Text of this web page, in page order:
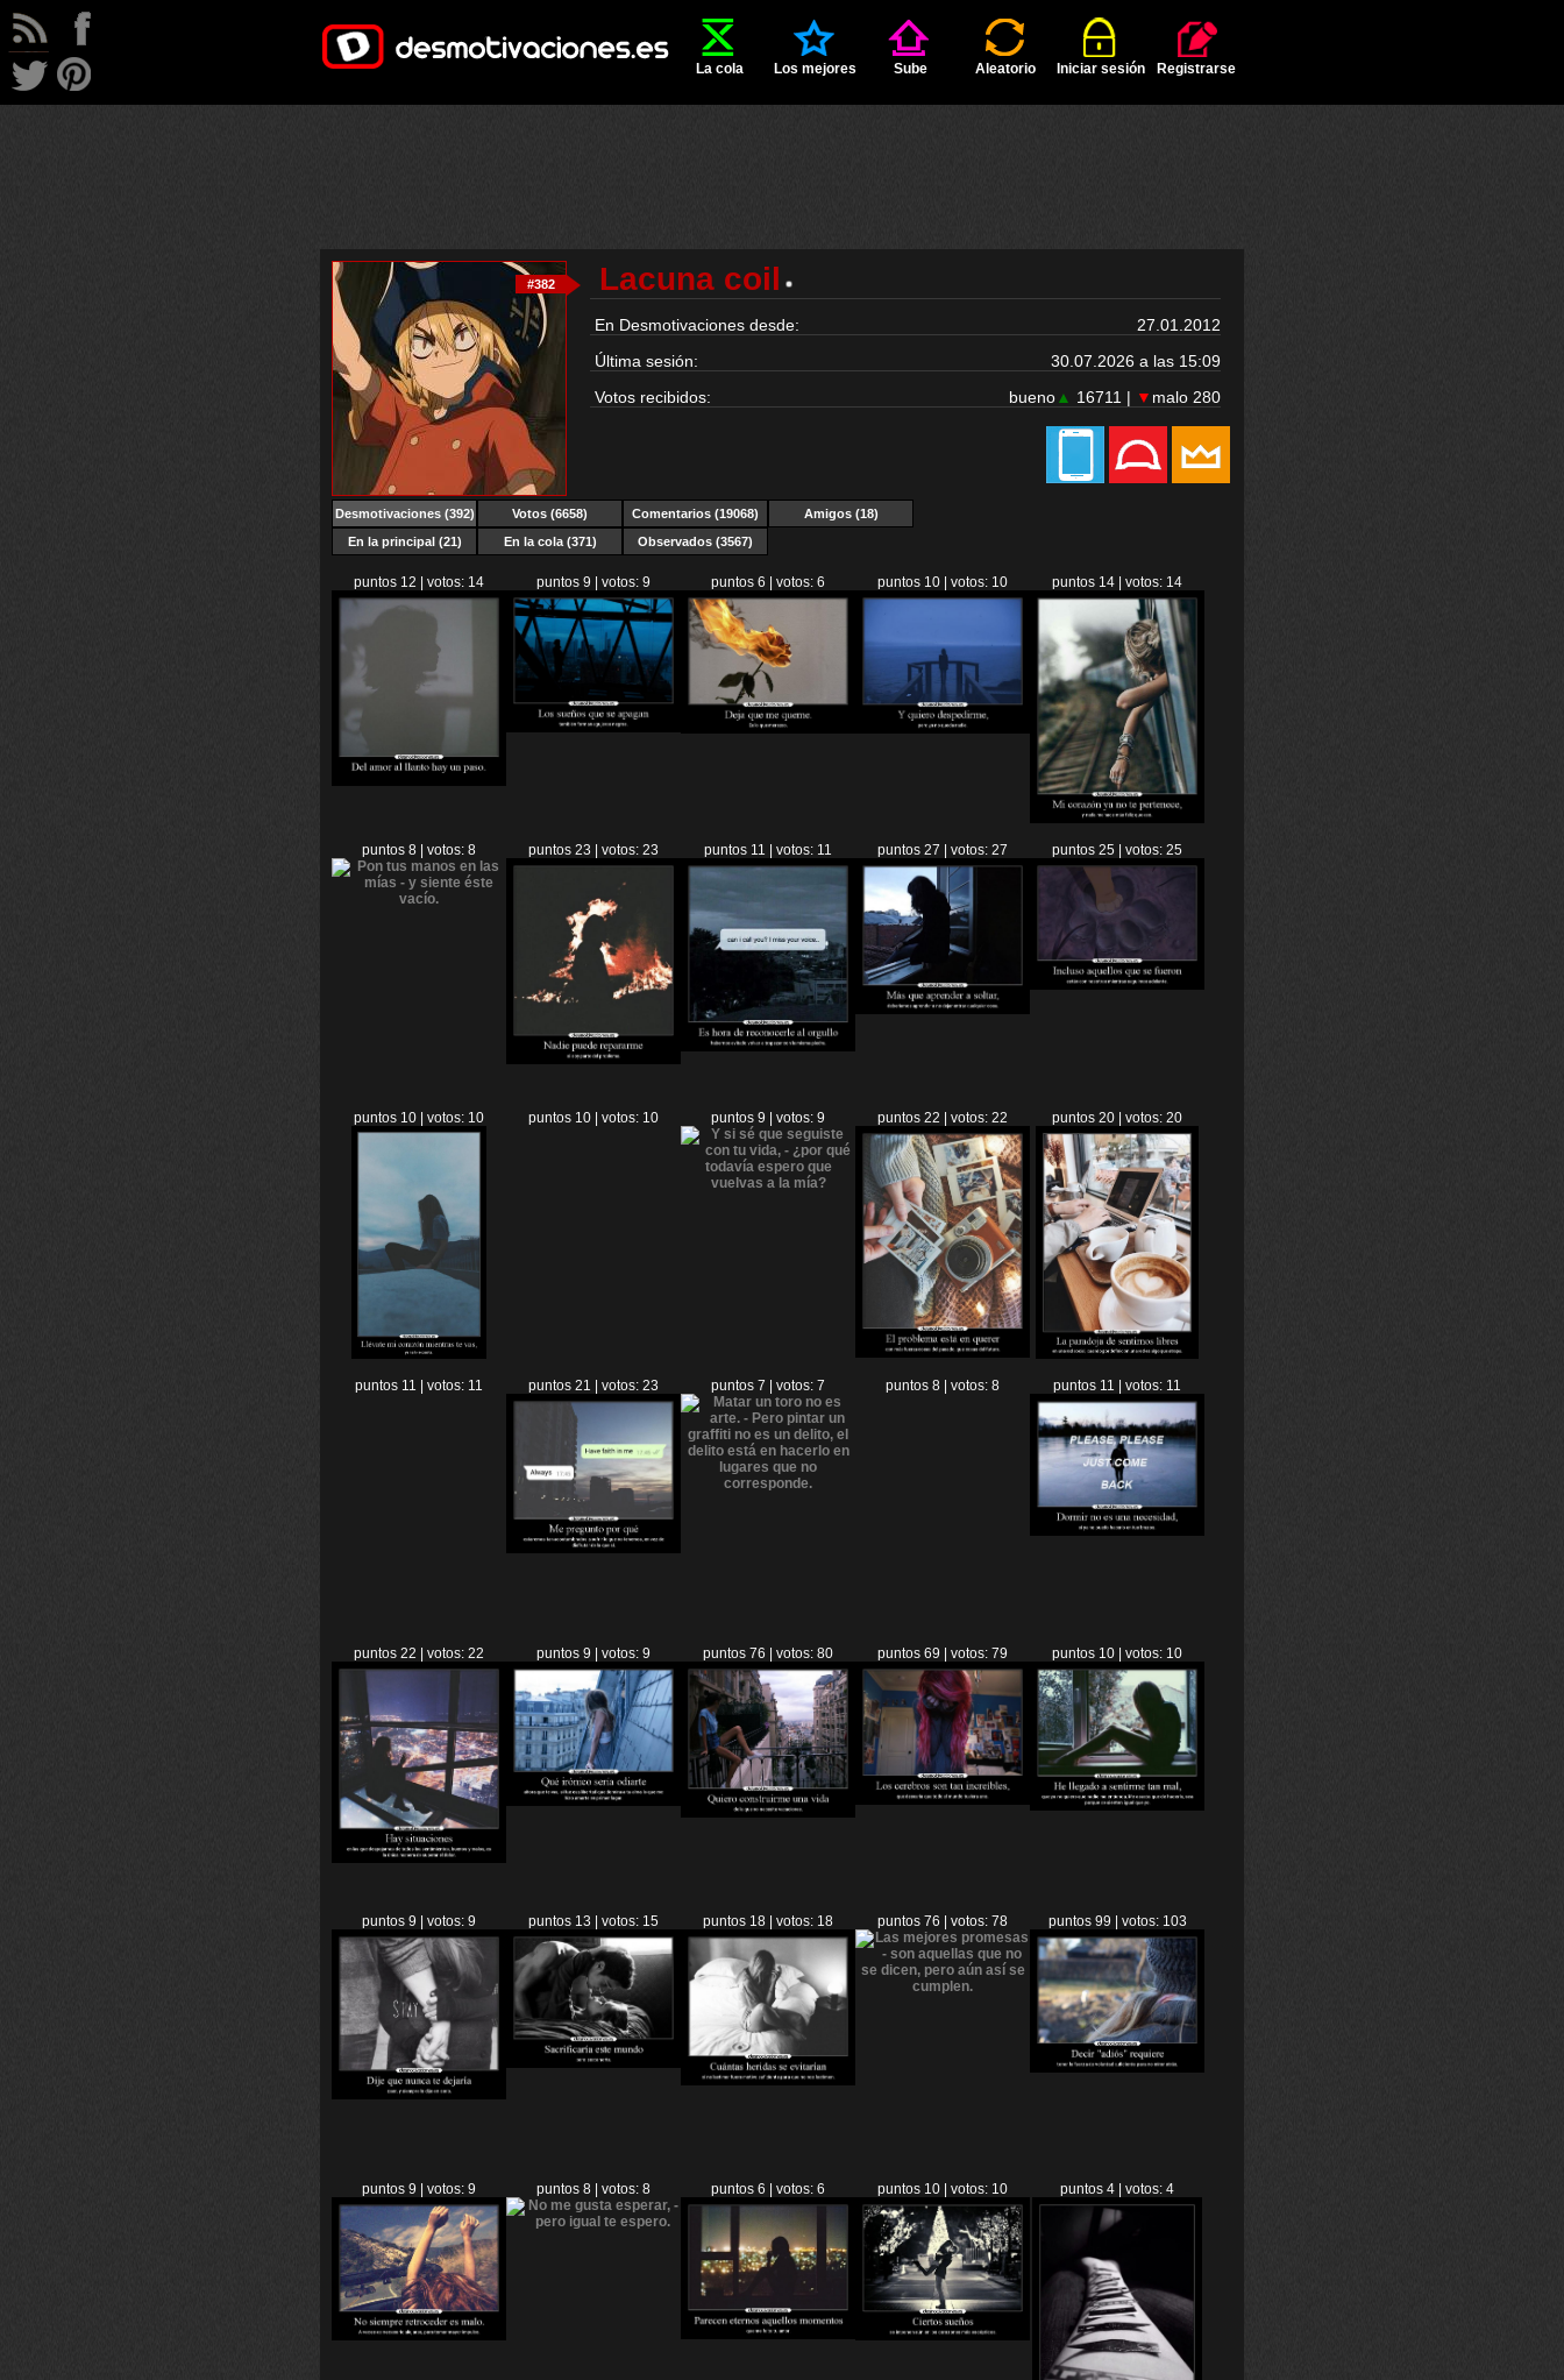
La cola Los mejores Sube Aleatorio Iniciar sesión Registrarse
#382 Lacuna coil
En Desmotivaciones desde:
27.01.2012
Última sesión:
30.07.2026 a las 15:09
Votos recibidos:
bueno▲ 16711 | ▼ malo 280
Desmotivaciones(392) Votos (6658) Comentarios (19068)
Amigos (18)
En la principal (21)
En la cola (371) Observados (3567)
puntos 12 | votos: 14 puntos 9 | votos: 9 puntos 6 | votos: 6 puntos 10 | votos: 10 puntos 14 | votos: 14
puntos 8 | votos: 8 puntos 23 | votos: 23 puntos 11 | votos: 11 puntos 27 | votos: 27 puntos 25 | votos: 25
puntos 10 | votos: 10 puntos 10 | votos: 10 puntos 9 | votos: 9 puntos 22 | votos: 22 puntos 20 | votos: 20
puntos 11 | votos: 11 puntos 21 | votos: 23 puntos 7 | votos: 7 puntos 8 | votos: 8 puntos 11 | votos: 11
puntos 22 | votos: 22 puntos 9 | votos: 9 puntos 76 | votos: 80 puntos 69 | votos: 79 puntos 10 | votos: 10
puntos 9 | votos: 9 puntos 13 | votos: 15 puntos 18 | votos: 18 puntos 76 | votos: 78 puntos 99 | votos: 103
puntos 9 | votos: 9 puntos 8 | votos: 8 puntos 6 | votos: 6 puntos 10 | votos: 10 puntos 4 | votos: 4